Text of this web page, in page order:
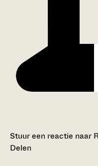
Stuur een reactie naar
Delen